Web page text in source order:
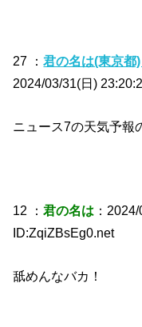
27 ：君の名は(東京都
2024/03/31(日)
ニュース7の天気予報
12 ：君の名は ：
ID:ZqiZBsEg0.net
舐めんなバカ！